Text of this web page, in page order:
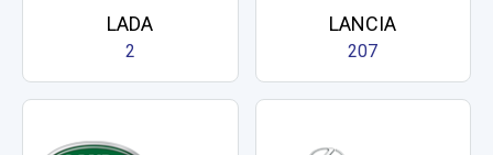
LADA
2
LANCIA
207